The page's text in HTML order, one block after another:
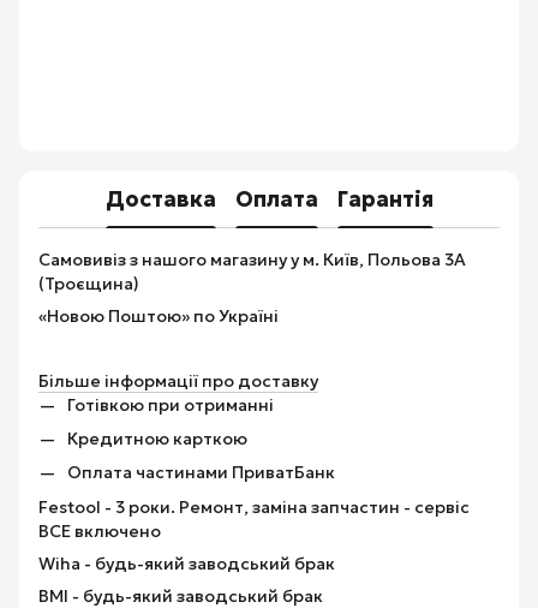
Доставка Оплата Гарантія
Самовивіз з нашого магазину у м. Київ, Польова 3А
(Троєщина)
«Новою Поштою» по Україні
Більше інформації про доставку
Готівкою при отриманні
Кредитною карткою
Оплата частинами ПриватБанк
Festool - 3 роки. Ремонт, заміна запчастин - сервіс
ВСЕ включено
Wiha - будь-який заводський брак
BMI - будь-який заводський брак